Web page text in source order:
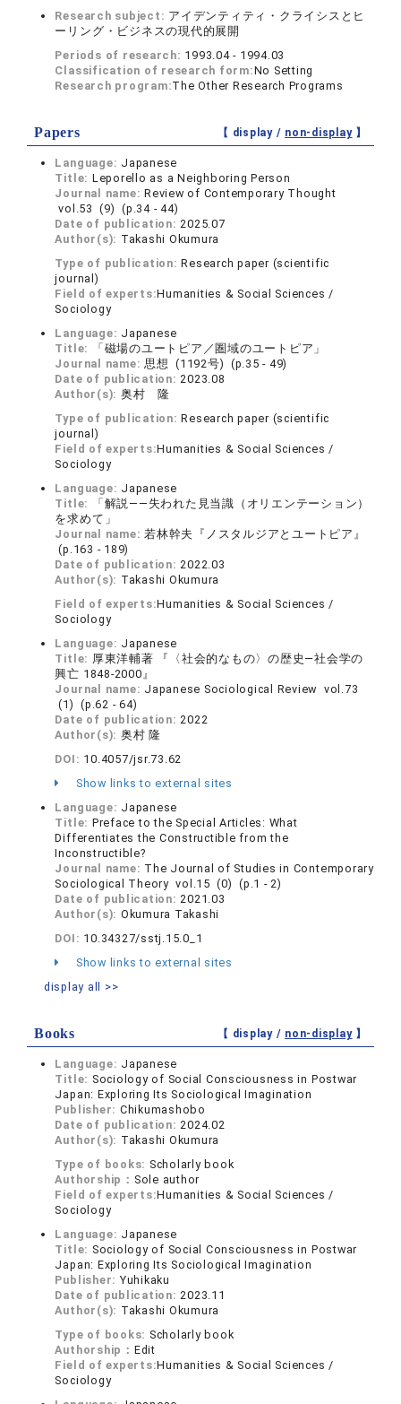
Research subject: アイデンティティ・クライシスとヒ
ーリング・ビジネスの現代的展開
Periods of research: 1993.04 - 1994.03
Classification of research form:No Setting
Research program:The Other Research Programs
Papers 【 display / non-display】
Language: Japanese
Title: Leporello as a Neighboring Person
Journal name:Review of Contemporary Thought
vol.53 (9) (p.34 - 44)
Date of publication:2025.07
Author(s): Takashi Okumura
Type of publication:Research paper (scientific
journal)
Field of experts:Humanities & Social Sciences /
Sociology
Language: Japanese
Title:
「磁場のユートピア／圏域のユートピア」
Journal name:思想 (1192号) (p.35 - 49)
Date of publication:2023.08
Author(s): 奥村 隆
Type of publication:Research paper (scientific
journal)
Field of experts:Humanities & Social Sciences /
Sociology
Language: Japanese
Title:
「解説――失われた見当識（オリエンテーション）
を求めて」
Journal name:若林幹夫『ノスタルジアとユートピア』
(p.163 - 189)
Date of publication:2022.03
Author(s): Takashi Okumura
Field of experts:Humanities & Social Sciences /
Sociology
Language: Japanese
Title: 厚東洋輔著 『〈社会的なもの〉の歴史―社会学の
興亡 1848-2000』
Journal name: Japanese Sociological Review vol.73
(1) (p.62 - 64)
Date of publication:2022
Author(s): 奥村 隆
DOI: 10.4057/jsr.73.62
Show links to external sites
Language: Japanese
Title: Preface to the Special Articles: What
Differentiates the Constructible from the
Inconstructible?
Journal name: The Journal of Studies in Contemporary
Sociological Theory vol.15 (0) (p.1 - 2)
Date of publication:2021.03
Author(s): Okumura Takashi
DOI: 10.34327/sstj.15.0_1
Show links to external sites
display all >>
Books 【 display / non-display】
Language: Japanese
Title: Sociology of Social Consciousness in Postwar
Japan: Exploring Its Sociological Imagination
Publisher: Chikumashobo
Date of publication:2024.02
Author(s): Takashi Okumura
Type of books: Scholarly book
Authorship： Sole author
Field of experts:Humanities & Social Sciences /
Sociology
Language: Japanese
Title: Sociology of Social Consciousness in Postwar
Japan: Exploring Its Sociological Imagination
Publisher: Yuhikaku
Date of publication:2023.11
Author(s): Takashi Okumura
Type of books: Scholarly book
Authorship： Edit
Field of experts:Humanities & Social Sciences /
Sociology